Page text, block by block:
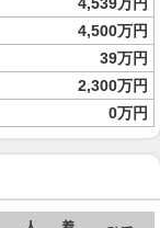
4,500万円
39万円
2,300万円
0万円